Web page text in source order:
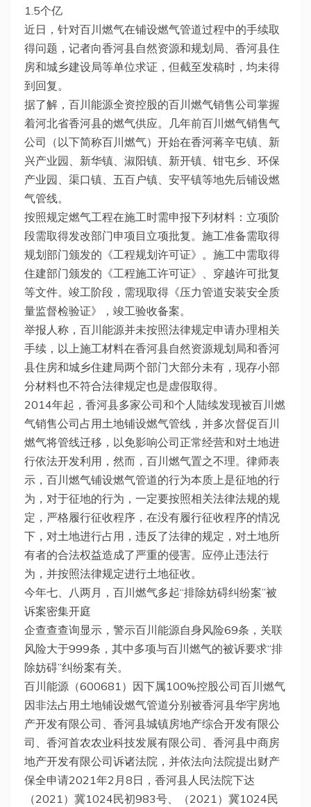
1.5个亿
近日，针对百川燃气在铺设燃气管道过程中的手续取
得问题，记者向香河县自然资源和规划局、香河县住
房和城乡建设局等单位求证，但截至发稿时，均未得
到回复。
据了解，百川能源全资控股的百川燃气销售公司掌握
着河北省香河县的燃气供应。几年前百川燃气销售气
公司（以下简称百川燃气）开始在香河蒋辛屯镇、新
兴产业园、新华镇、淑阳镇、新开镇、钳屯乡、环保
产业园、渠口镇、五百户镇、安平镇等地先后铺设燃
气管线。
按照规定燃气工程在施工时需申报下列材料：立项阶
段需取得发改部门申项目立项批复。施工准备需取得
规划部门颁发的《工程规划许可证》。施工中需取得
住建部门颁发的《工程施工许可证》、穿越许可批复
等文件。竣工阶段，需现取得《压力管道安装安全质
量监督检验证》，竣工验收备案。
举报人称，百川能源并未按照法律规定申请办理相关
手续，以上施工材料在香河县自然资源规划局和香河
县住房和城乡住建局两个部门大部分未有，现存小部
分材料也不符合法律规定也是虚假取得。
2014年起，香河县多家公司和个人陆续发现被百川燃
气销售公司占用土地铺设燃气管线，并多次督促百川
燃气将管线迁移，以免影响公司正常经营和对土地进
行依法开发利用，然而，百川燃气置之不理。律师表
示，百川燃气铺设燃气管道的行为本质上是征地的行
为，对于征地的行为，一定要按照相关法律法规的规
定，严格履行征收程序，在没有履行征收程序的情况
下，对土地进行占用，违反了法律的规定，对土地所
有者的合法权益造成了严重的侵害。应停止违法行
为，并按照法律规定进行土地征收。
今年七、八两月，百川燃气多起“排除妨碍纠纷案”被
诉案密集开庭
企查查查询显示，警示百川能源自身风险69条，关联
风险大于999条，其中多项与百川燃气的被诉要求“排
除妨碍”纠纷案有关。
百川能源（600681）因下属100%控股公司百川燃气
因非法占用土地铺设燃气管道分别被香河县华宇房地
产开发有限公司、香河县城镇房地产综合开发有限公
司、香河首农农业科技发展有限公司、香河县中商房
地产开发有限公司诉诸法院，并依法向法院提出财产
保全申请2021年2月8日，香河县人民法院下达
（2021）冀1024民初983号、（2021）冀1024民